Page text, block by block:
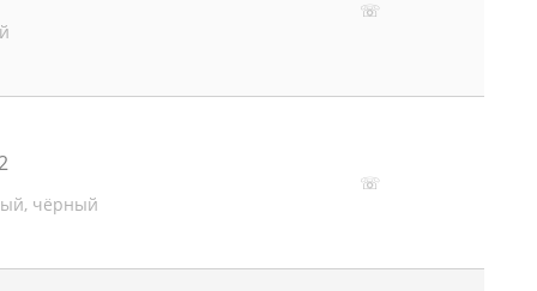
☏
чёрный
☏